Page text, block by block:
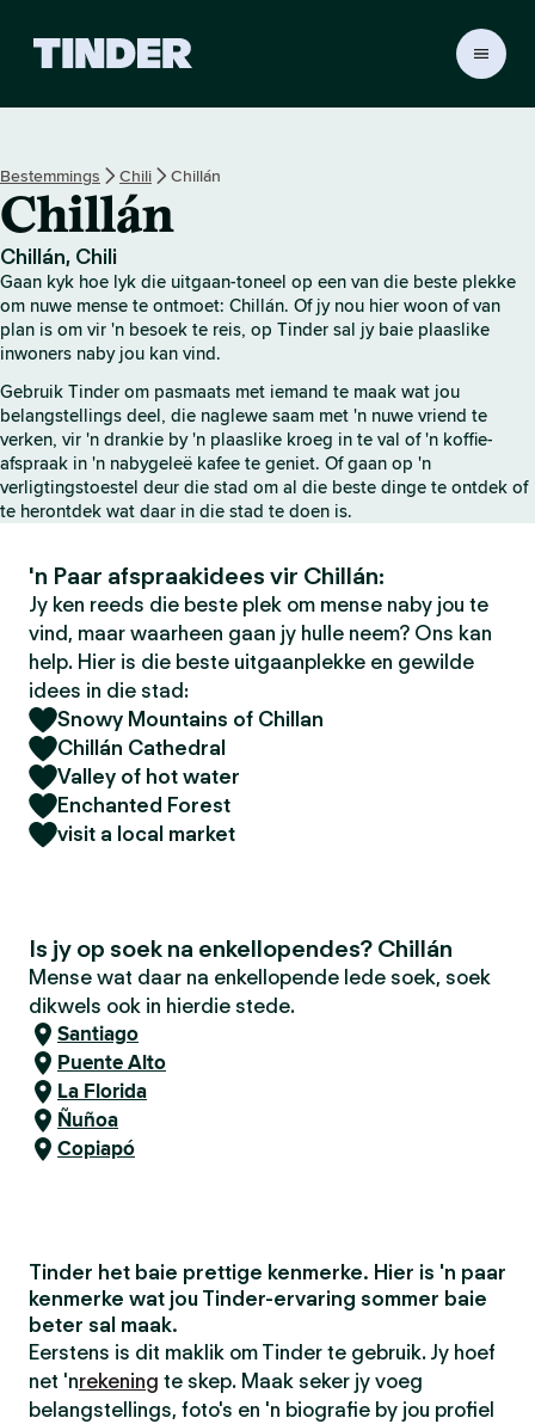
r
i
s
b
l
d
Bestemmings Chili Chillán
Chillán
Chillán, Chili
Gaan kyk hoe lyk die uitgaan-toneel op een van die beste plekke
om nuwe mense te ontmoet: Chillán. Of jy nou hier woon of van
plan is om vir 'n besoek te reis, op Tinder sal jy baie plaaslike
inwoners naby jou kan vind.
Gebruik Tinder om pasmaats met iemand te maak wat jou
belangstellings deel, die naglewe saam met 'n nuwe vriend te
verken, vir 'n drankie by 'n plaaslike kroeg in te val of 'n koffie-
afspraak in 'n nabygeleë kafee te geniet. Of gaan op 'n
verligtingstoestel deur die stad om al die beste dinge te ontdek of
te herontdek wat daar in die stad te doen is.
'n Paar afspraakidees vir Chillán:
Jy ken reeds die beste plek om mense naby jou te
vind, maar waarheen gaan jy hulle neem? Ons kan
help. Hier is die beste uitgaanplekke en gewilde
idees in die stad:
Snowy Mountains of Chillan
Chillán Cathedral
Valley of hot water
Enchanted Forest
visit a local market
Is jy op soek na enkellopendes? Chillán
Mense wat daar na enkellopende lede soek, soek
dikwels ook in hierdie stede.
Santiago
Puente Alto
La Florida
Ñuñoa
Copiapó
Tinder het baie prettige kenmerke. Hier is 'n paar
kenmerke wat jou Tinder-ervaring sommer baie
beter sal maak.
Eerstens is dit maklik om Tinder te gebruik. Jy hoef
net 'nrekening te skep. Maak seker jy voeg
belangstellings, foto's en 'n biografie by jou profiel